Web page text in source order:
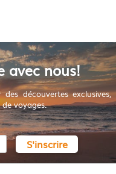
avec nous!
découvertes exclusives,
voyages.
S'inscrire